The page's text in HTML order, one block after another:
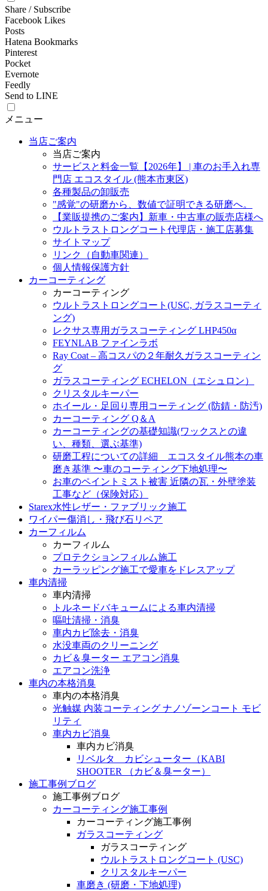
Share / Subscribe
Facebook Likes
Posts
Hatena Bookmarks
Pinterest
Pocket
Evernote
Feedly
Send to LINE
メニュー
当店ご案内
当店ご案内
サービスと料金一覧【2026年】 | 車のお手入れ専
門店 エコスタイル (熊本市東区)
各種製品の卸販売
"感覚"の研磨から、数値で証明できる研磨へ。
【業販提携のご案内】新車・中古車の販売店様へ
ウルトラストロングコート代理店・施工店募集
サイトマップ
リンク（自動車関連）
個人情報保護方針
カーコーティング
カーコーティング
ウルトラストロングコート(USC, ガラスコーティ
ング)
レクサス専用ガラスコーティング LHP450α
FEYNLAB ファインラボ
Ray Coat – 高コスパの２年耐久ガラスコーティン
グ
ガラスコーティング ECHELON（エシュロン）
クリスタルキーパー
ホイール・足回り専用コーティング (防錆・防汚)
カーコーティング Q＆A
カーコーティングの基礎知識(ワックスとの違
い、種類、選ぶ基準)
研磨工程についての詳細 エコスタイル熊本の車
磨き基準 〜車のコーティング下地処理〜
お車のペイントミスト被害 近隣の瓦・外壁塗装
工事など（保険対応）
Starex水性レザー・ファブリック施工
ワイパー傷消し・飛び石リペア
カーフィルム
カーフィルム
プロテクションフィルム施工
カーラッピング施工で愛車をドレスアップ
車内清掃
車内清掃
トルネードバキュームによる車内清掃
嘔吐清掃・消臭
車内カビ除去・消臭
水没車両のクリーニング
カビ＆臭ーター エアコン消臭
エアコン洗浄
車内の本格消臭
車内の本格消臭
光触媒 内装コーティング ナノゾーンコート モビ
リティ
車内カビ消臭
車内カビ消臭
リベルタ カビシューター（KABI
SHOOTER （カビ＆臭ーター）
施工事例ブログ
施工事例ブログ
カーコーティング施工事例
カーコーティング施工事例
ガラスコーティング
ガラスコーティング
ウルトラストロングコート (USC)
クリスタルキーパー
車磨き (研磨・下地処理)